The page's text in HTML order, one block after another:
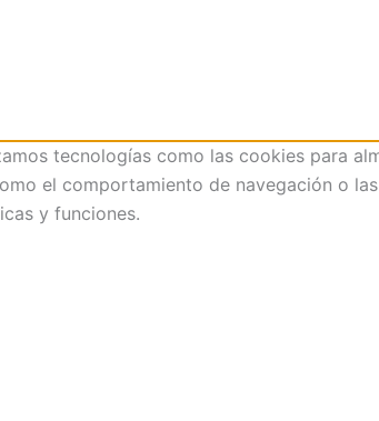
tecnologías como las cookies para
el comportamiento de navegación o
y funciones.